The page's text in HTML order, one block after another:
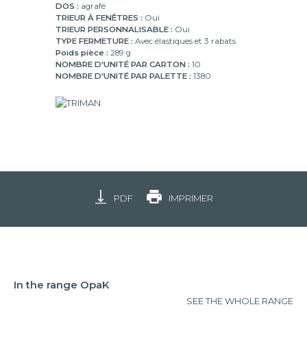
DOS : agrafé
TRIEUR À FENÊTRES : Oui
TRIEUR PERSONNALISABLE : Oui
TYPE FERMETURE : Avec élastiques et 3 rabats
Poids pièce : 289 g
NOMBRE D'UNITÉ PAR CARTON : 10
NOMBRE D'UNITÉ PAR PALETTE : 1380
PDF IMPRIMER
In the range OpaK
SEE THE WHOLE RANGE